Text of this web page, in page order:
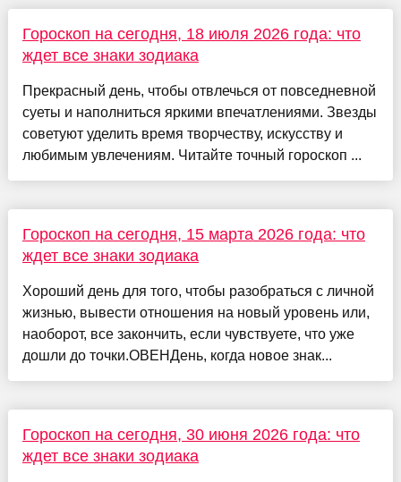
Гороскоп на сегодня, 18 июля 2026 года: что
ждет все знаки зодиака
Прекрасный день, чтобы отвлечься от повседневной
суеты и наполниться яркими впечатлениями. Звезды
советуют уделить время творчеству, искусству и
любимым увлечениям. Читайте точный гороскоп ...
Гороскоп на сегодня, 15 марта 2026 года: что
ждет все знаки зодиака
Хороший день для того, чтобы разобраться с личной
жизнью, вывести отношения на новый уровень или,
наоборот, все закончить, если чувствуете, что уже
дошли до точки.ОВЕНДень, когда новое знак...
Гороскоп на сегодня, 30 июня 2026 года: что
ждет все знаки зодиака